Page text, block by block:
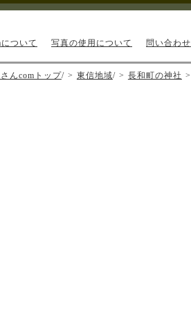
ついて 写真の使用について 問い合わせ
んcomトップ/ 東信地域/ 長和町の神社